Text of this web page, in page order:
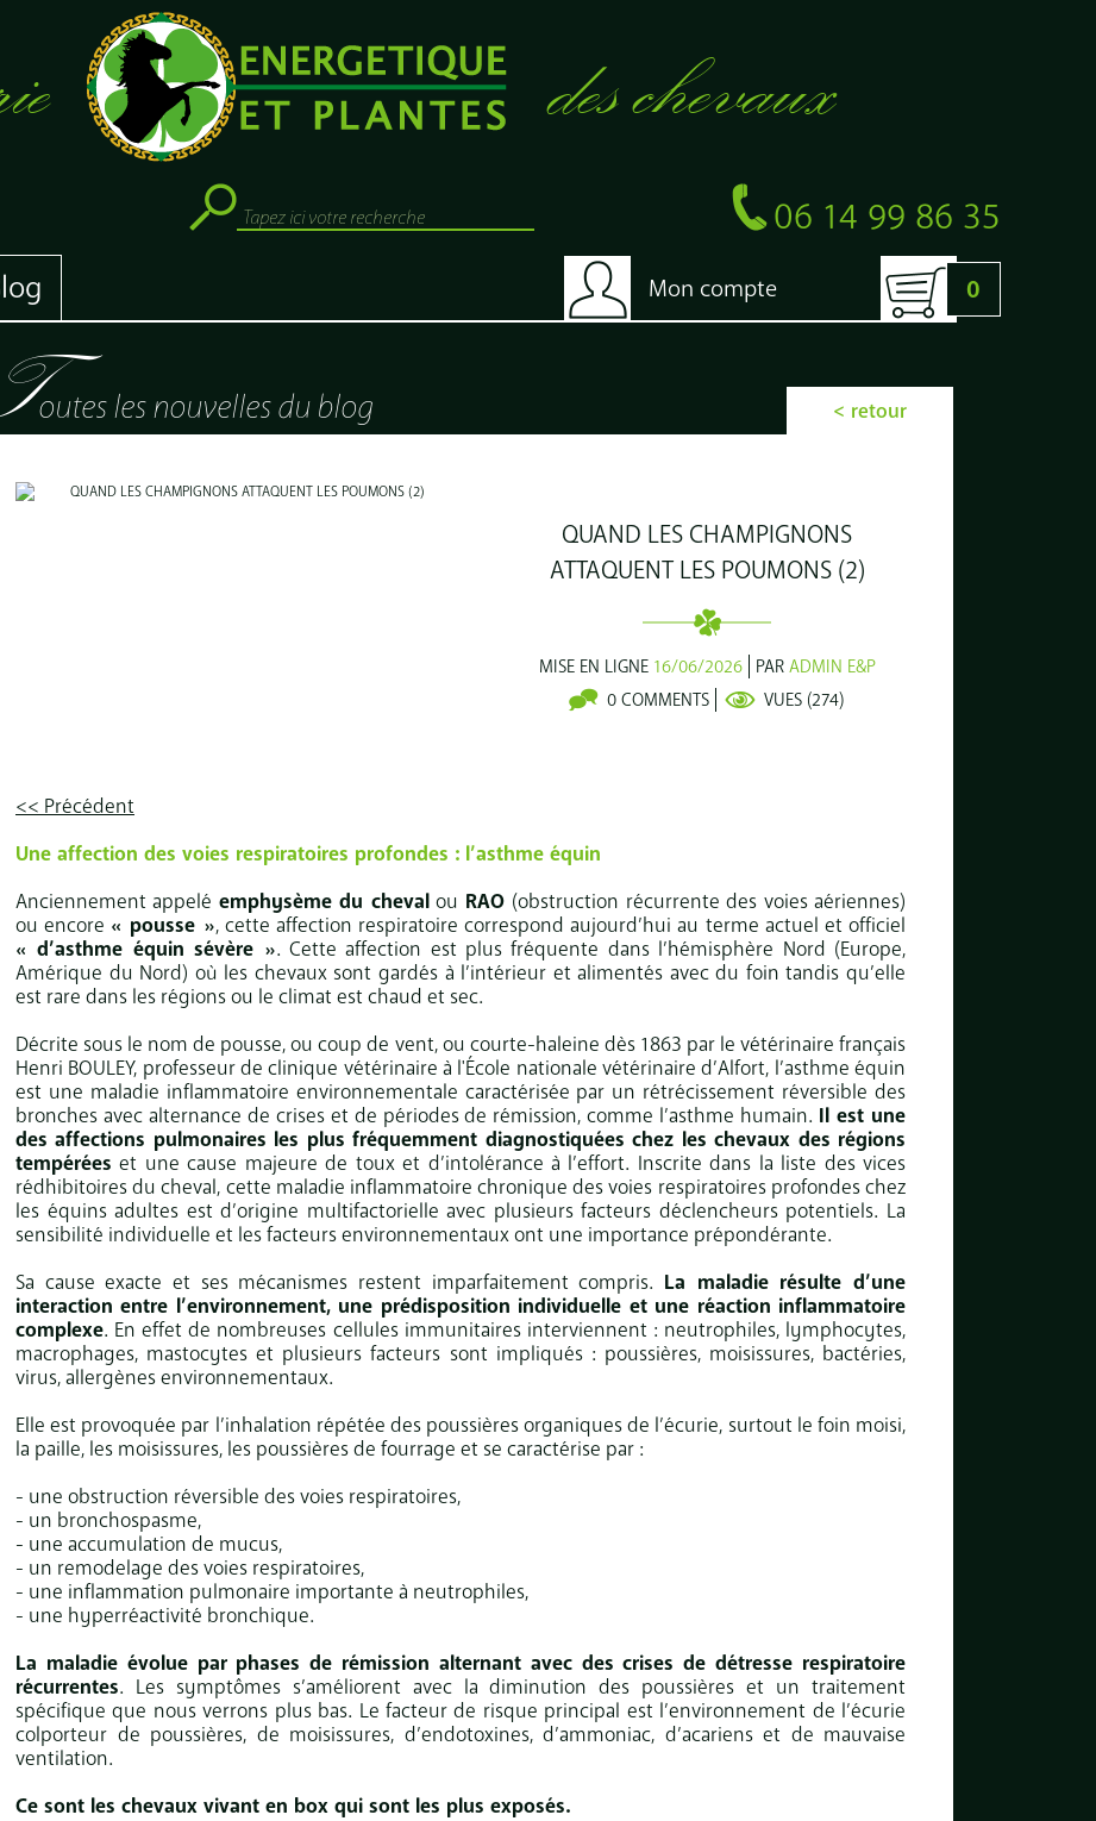
des chevaux
06 14 99 86 35
Mon compte 0
outes les nouvelles du blog < retour
QUAND LES CHAMPIGNONS
ATTAQUENT LES POUMONS (2)
MISE EN LIGNE 16/06/2026 PAR ADMIN E&P
0 COMMENTS
VUES (274)
<< Précédent
Une affection des voies respiratoires profondes : l’asthme équin
Anciennement appelé emphysème du chevalou RAO (obstruction récurrente des voies aériennes)
ou encore « pousse », cette affection respiratoire correspond aujourd’hui au terme actuel et officiel
« d’asthme équin sévère ». Cette affection est plus fréquente dans l’hémisphère Nord (Europe,
Amérique du Nord) où les chevaux sont gardés à l’intérieur et alimentés avec du foin tandis qu’elle
est rare dans les régions ou le climat est chaud et sec.
Décrite sous le nom de pousse, ou coup de vent, ou courte-haleine dès 1863 par le vétérinaire français
Henri BOULEY, professeur de clinique vétérinaire à l'École nationale vétérinaire d’Alfort, l’asthme équin
est une maladie inflammatoire environnementale caractérisée par un rétrécissement réversible des
bronches avec alternance de crises et de périodes de rémission, comme l’asthme humain. Il est une
des affections pulmonaires les plus fréquemment diagnostiquées chez les chevaux des régions
tempérées et une cause majeure de toux et d’intolérance à l’effort. Inscrite dans la liste des vices
rédhibitoires du cheval, cette maladie inflammatoire chronique des voies respiratoires profondes chez
les équins adultes est d’origine multifactorielle avec plusieurs facteurs déclencheurs potentiels. La
sensibilité individuelle et les facteurs environnementaux ont une importance prépondérante.
Sa cause exacte et ses mécanismes restent imparfaitement compris. La maladie résulte d’une
interaction entre l’environnement, une prédisposition individuelle et une réaction inflammatoire
complexe. En effet de nombreuses cellules immunitaires interviennent : neutrophiles, lymphocytes,
macrophages, mastocytes et plusieurs facteurs sont impliqués : poussières, moisissures, bactéries,
virus, allergènes environnementaux.
Elle est provoquée par l’inhalation répétée des poussières organiques de l’écurie, surtout le foin moisi,
la paille, les moisissures, les poussières de fourrage et se caractérise par :
- une obstruction réversible des voies respiratoires,
- un bronchospasme,
- une accumulation de mucus,
- un remodelage des voies respiratoires,
- une inflammation pulmonaire importante à neutrophiles,
- une hyperréactivité bronchique.
La maladie évolue par phases de rémission alternant avec des crises de détresse respiratoire
récurrentes. Les symptômes s’améliorent avec la diminution des poussières et un traitement
spécifique que nous verrons plus bas. Le facteur de risque principal est l’environnement de l’écurie
colporteur de poussières, de moisissures, d’endotoxines, d’ammoniac, d’acariens et de mauvaise
ventilation.
Ce sont les chevaux vivant en box qui sont les plus exposés.